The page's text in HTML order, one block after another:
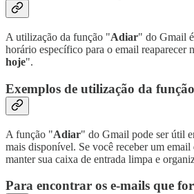
A utilização da função "Adiar" do Gmail
horário específico para o email reaparecer
hoje".
Exemplos de utilização da
A função "Adiar" do Gmail pode ser útil
mais disponível. Se você receber um
manter sua caixa de entrada limpa e
Para encontrar os e-mails que